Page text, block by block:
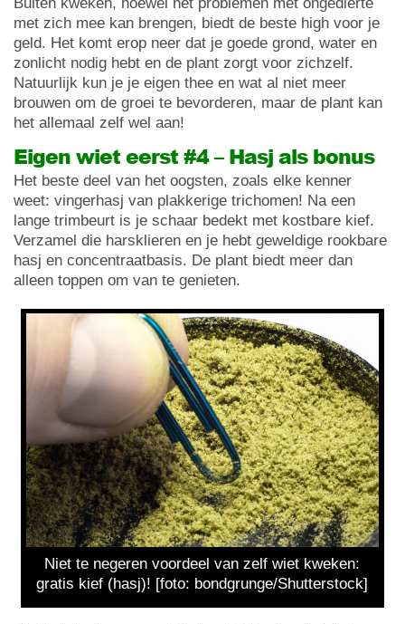
met zich mee kan brengen, biedt de beste high voor je
geld. Het komt erop neer dat je goede grond, water en
zonlicht nodig hebt en de plant zorgt voor zichzelf.
Natuurlijk kun je je eigen thee en wat al niet meer
brouwen om de groei te bevorderen, maar de plant kan
het allemaal zelf wel aan!
Eigen wiet eerst #4 – Hasj als bonus
Het beste deel van het oogsten, zoals elke kenner
weet: vingerhasj van plakkerige trichomen! Na een
lange trimbeurt is je schaar bedekt met kostbare kief.
Verzamel die harsklieren en je hebt geweldige rookbare
hasj en concentraatbasis. De plant biedt meer dan
alleen toppen om van te genieten.
Niet te negeren voordeel van zelf wiet kweken:
gratis kief (hasj)! [foto: bondgrunge/Shutterstock]